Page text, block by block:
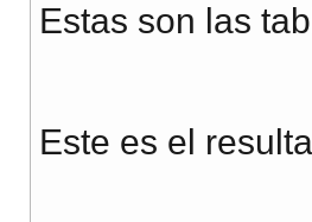
Estas son las
Este es el